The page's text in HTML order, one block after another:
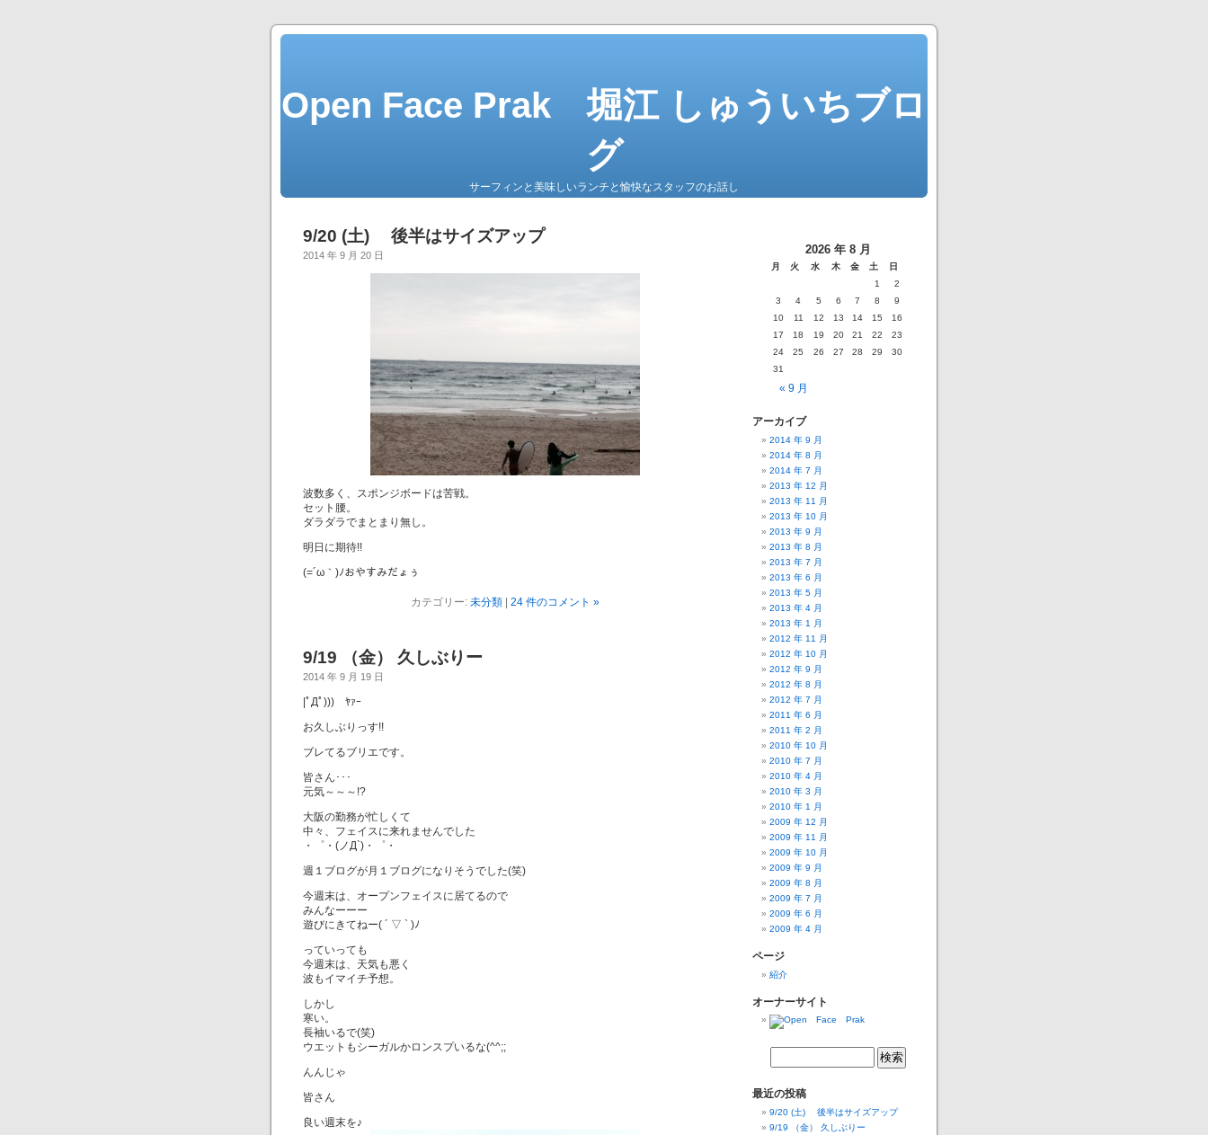
Open Face Prak 堀江 しゅういちブロ
グ
サーフィンと美味しいランチと愉快なスタッフのお話し
9/20 (土) 後半はサイズアップ
2014 年 9 月 20 日
波数多く、スポンジボードは苦戦。
セット腰。
ダラダラでまとまり無し。
明日に期待!!
(=´ω｀)ﾉおやすみだょぅ
カテゴリー: 未分類 24 件のコメント »
9/19 （金） 久しぶりー
2014 年 9 月 19 日
|ﾟДﾟ))) ﾔｧｰ
お久しぶりっす!!
ブレてるブリエです。
皆さん･･･
元気～～～!?
大阪の勤務が忙しくて
中々、フェイスに来れませんでした
・゜・(ノД`)・゜・
週１ブログが月１ブログになりそうでした(笑)
今週末は、オープンフェイスに居てるので
みんなーーー
遊びにきてねー( ´ ▽ ` )ﾉ
っていっても
今週末は、天気も悪く
波もイマイチ予想。
しかし
寒い。
長袖いるで(笑)
ウエットもシーガルかロンスプいるな(^^;;
んんじゃ
皆さん
良い週末を♪
2026 年 8 月
月 火 水 木 金 土 日
« 9 月
1
2
3
4 5 6 7 8
9
10
11 12 13 14 15
16
17
18 19 20 21 22
23
24
25 26 27 28 29
30
31
アーカイブ
2014 年 9 月
2014 年 8 月
2014 年 7 月
2013 年 12 月
2013 年 11 月
2013 年 10 月
2013 年 9 月
2013 年 8 月
2013 年 7 月
2013 年 6 月
2013 年 5 月
2013 年 4 月
2013 年 1 月
2012 年 11 月
2012 年 10 月
2012 年 9 月
2012 年 8 月
2012 年 7 月
2011 年 6 月
2011 年 2 月
2010 年 10 月
2010 年 7 月
2010 年 4 月
2010 年 3 月
2010 年 1 月
2009 年 12 月
2009 年 11 月
2009 年 10 月
2009 年 9 月
2009 年 8 月
2009 年 7 月
2009 年 6 月
2009 年 4 月
ページ
紹介
オーナーサイト
最近の投稿
9/20 (土) 後半はサイズアップ
9/19 （金） 久しぶりー